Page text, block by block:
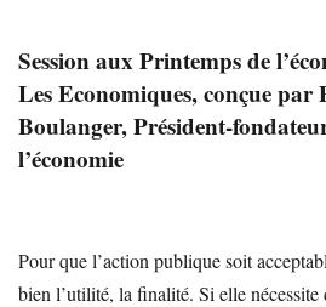
Session aux Printemps de
Les Economiques, conçue par
Boulanger, Président-
l’économie
Pour que l’action publique soit
bien l’utilité, la finalité. Si elle nécessite